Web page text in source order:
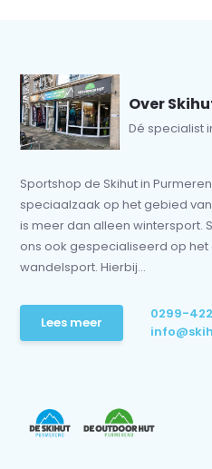
Over
Dé specialist
Sportshop de Skihut in
speciaalzaak op het gebied
is meer dan alleen wintersport.
ons ook gespecialiseerd op
wandelsport. Hierbij...
Lees meer
0299-